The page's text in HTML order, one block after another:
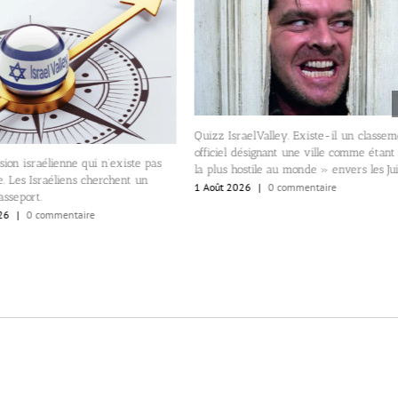
IsraelValley. Existe-il un classement
désignant une ville comme étant «
hostile au monde » envers les Juifs?
2026 | 0 commentaire
Appels pour le boycott de
producteur du film, l’Israélo-
Arad, a soutenu Benjamin